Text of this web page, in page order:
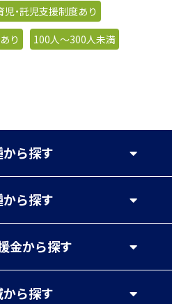
児・託児支援制度あり
り
100人〜300人未満
から探す
から探す
金から探す
から探す